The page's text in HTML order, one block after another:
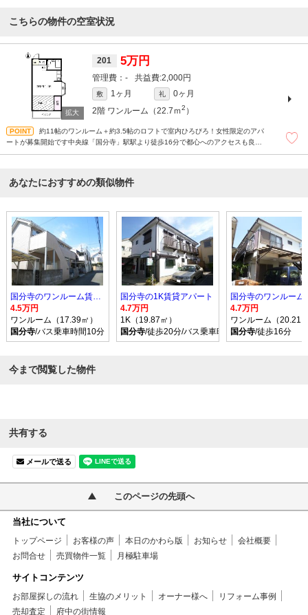
こちらの物件の空室状況
201 5万円
- 2,000円
敷 1ヶ月 礼
0ヶ月
2階 ワンルーム（22.7ｍ2 ）
約11帖のワンルーム＋約3.5帖のロフトで室内ひろびろ！女性限定のアパ
ートが募集開始です中央線「国分寺」駅駅より徒歩16分で都心へのアクセスも良好
あなたにおすすめの類似物件
国分寺のワンルーム賃貸アパート
4.5万円
ワンルーム（17.39㎡）
国分寺/バス乗車時間10分 停歩3分
国分寺の1K賃貸アパート
4.7万円
1K（19.87㎡）
国分寺/徒歩20分/バス乗車時間10分 停歩3分
4.7万円
ワンルーム（20.21
国分寺/徒歩16分
今まで閲覧した物件
共有する
メールで送る
このページの先頭へ
当社について
トップページ お客様の声 本日のかわら版 お知らせ
会社概要
お問合せ
売買物件一覧 月極駐車場
サイトコンテンツ
お部屋探しの流れ 生協のメリット オーナー様へ
リフォーム事例
売却査定
府中の街情報